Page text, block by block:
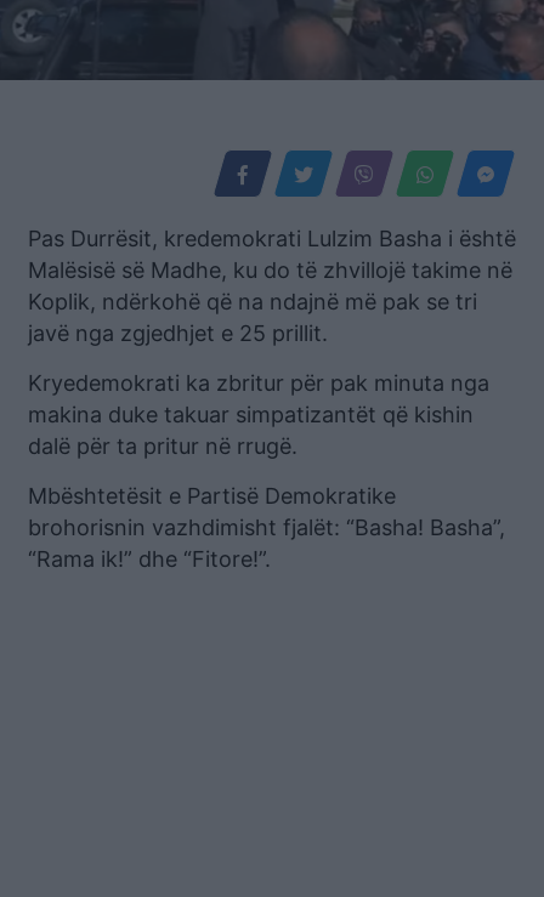
Pas Durrësit, kredemokrati Lulzim Basha i është
Malësisë së Madhe, ku do të zhvillojë takime në
Koplik, ndërkohë që na ndajnë më pak se tri
javë nga zgjedhjet e 25 prillit.
Kryedemokrati ka zbritur për pak minuta nga
makina duke takuar simpatizantët që kishin
dalë për ta pritur në rrugë.
Mbështetësit e Partisë Demokratike
brohorisnin vazhdimisht fjalët: “Basha! Basha”,
“Rama ik!” dhe “Fitore!”.